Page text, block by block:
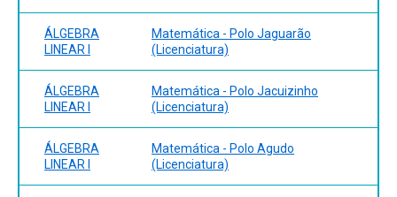
ÁLGEBRA
LINEAR I
Matemática - Polo Jaguarão
(Licenciatura)
ÁLGEBRA
LINEAR I
Matemática - Polo Jacuizinho
(Licenciatura)
ÁLGEBRA
LINEAR I
Matemática - Polo Agudo
(Licenciatura)